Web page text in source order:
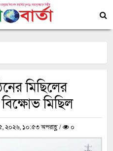
মিছিলের
মিছিল
২০২৬, ১০:৫৩ অপরাহ্ণ / ০